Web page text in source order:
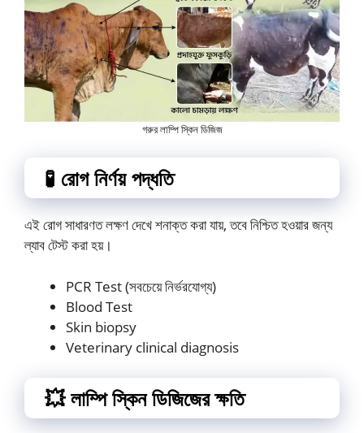
গরুর লাম্পি স্কিন ডিজিজ
🧪 রোগ নির্ণয় পদ্ধতি
এই রোগ সাধারণত লক্ষণ দেখে শনাক্ত করা যায়, তবে নিশ্চিত হওয়ার জন্য
ল্যাব টেস্ট করা হয়।
PCR Test (সবচেয়ে নির্ভরযোগ্য)
Blood Test
Skin biopsy
Veterinary clinical diagnosis
💥 লাম্পি স্কিন ডিজিজের ক্ষতি